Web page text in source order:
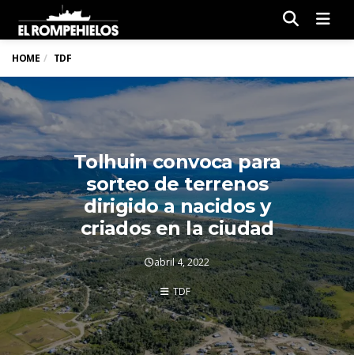
HOME TDF
Tolhuin convoca para
sorteo de terrenos
dirigido a nacidos y
criados en la ciudad
abril 4, 2022
TDF